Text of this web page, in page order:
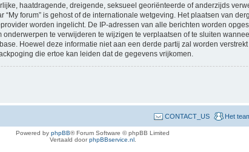
haatdragende, dreigende, seksueel georiënteerde of anderzijds
forum” is gehost of de internationale wetgeving. Het plaatsen van
worden ingelicht. De IP-adressen van alle berichten worden
te verwijderen te wijzigen te verplaatsen of te sluiten
Hoewel deze informatie niet aan een derde partij zal worden
die ertoe kan leiden dat de gegevens vrijkomen.
Het
CONTACT_US
Powered by phpBB® Forum Software © phpBB Limited
Vertaald doorphpBBservice.nl.